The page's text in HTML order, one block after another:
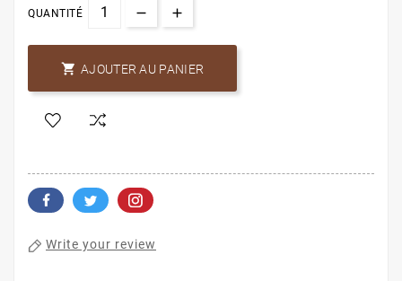
QUANTITÉ
 AJOUTER AU PANIER
Write your review